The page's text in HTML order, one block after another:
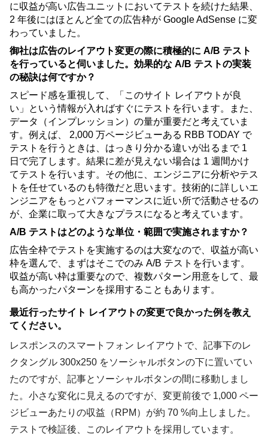
に収益が高い広告ユニットにおいてテストを続けた結果、
2 年後にはほとんど全ての広告枠が Google AdSense に変
わっていました。
御社は広告のレイアウト変更の際に積極的に A/B テスト
を行っていると伺いました。効果的な A/B テストの実装
の秘訣は何ですか？
スピード感を重視して、「このサイト レイアウトが良
い」という情報が入ればすぐにテストを行います。また、
データ（インプレッション）の量が重要だと考えていま
す。例えば、 2,000 万ページビューある RBB TODAY で
テストを行うときは、はっきり分かる違いが出るまで 1
日で完了します。結果に差が見えない場合は 1 週間かけ
てテストを行います。その他に、エンジニアに分析やテス
トを任せているのも特徴だと思います。技術的に詳しいエ
ンジニアをもっとパフォーマンスに近い所で活動させるの
が、企業に取って大きなプラスになると考えています。
A/B テストはどのような単位・範囲で実施されますか？
広告全枠でテストを実施するのは大変なので、収益が高い
枠を選んで、まずはそこでのみ A/B テストを行います。
収益が高い枠は重要なので、複数パターン用意をして、最
も高かったパターンを採用することもあります。
最近行ったサイト レイアウトの変更で良かった例を教え
てください。
レスポンスのスマートフォン レイアウトで、記事下のレ
クタングル 300x250 をソーシャルボタンの下に置いてい
たのですが、記事とソーシャルボタンの間に移動しまし
た。小さな変化に見えるのですが、変更前後で 1,000 ペー
ジビューあたりの収益（RPM）が約 70 %向上しました。
テストで検証後、このレイアウトを採用しています。